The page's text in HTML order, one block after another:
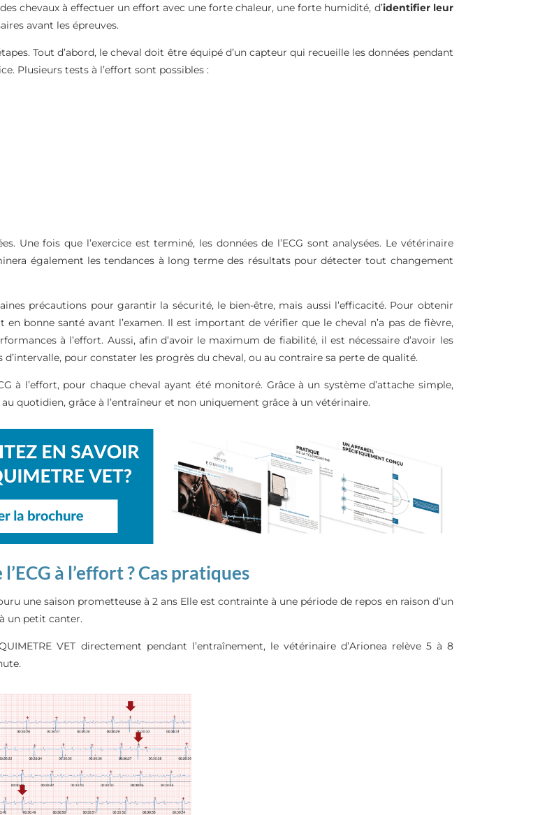
chevaux à effectuer un effort avec une forte chaleur, une forte humidité, d’identifier leur
avant les épreuves.
Tout d’abord, le cheval doit être équipé d’un capteur qui recueille les données pendant
Plusieurs tests à l’effort sont possibles :
Une fois que l’exercice est terminé, les données de l’ECG sont analysées. Le vétérinaire
également les tendances à long terme des résultats pour détecter tout changement
précautions pour garantir la sécurité, le bien-être, mais aussi l’efficacité. Pour obtenir
bonne santé avant l’examen. Il est important de vérifier que le cheval n’a pas de fièvre,
à l’effort. Aussi, afin d’avoir le maximum de fiabilité, il est nécessaire d’avoir les
d’intervalle, pour constater les progrès du cheval, ou au contraire sa perte de qualité.
à l’effort, pour chaque cheval ayant été monitoré. Grâce à un système d’attache simple,
quotidien, grâce à l’entraîneur et non uniquement grâce à un vétérinaire.
à l’effort ? Cas pratiques
une saison prometteuse à 2 ans Elle est contrainte à une période de repos en raison d’un
un petit canter.
VET directement pendant l’entraînement, le vétérinaire d’Arionea relève 5 à 8